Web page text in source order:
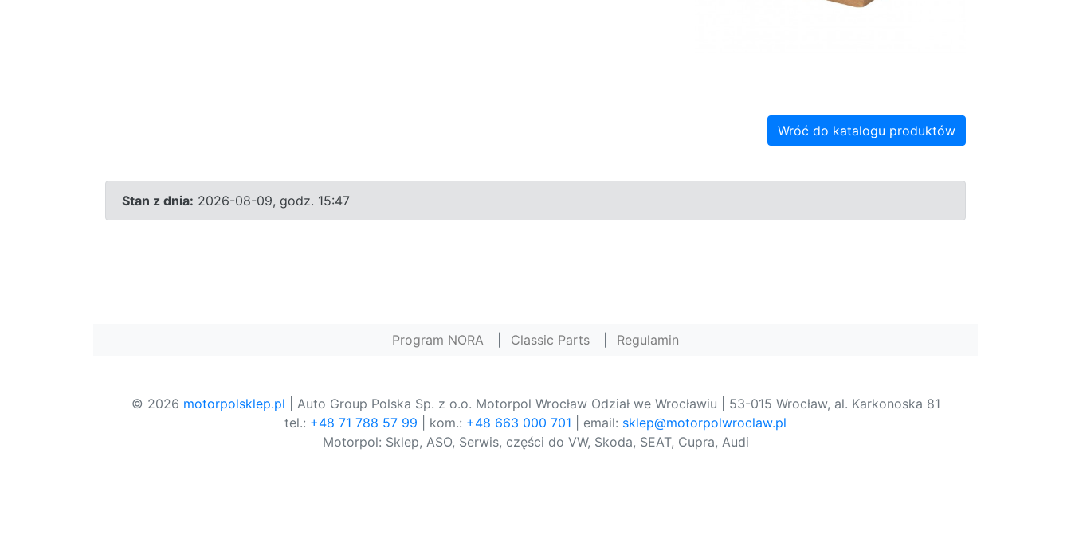
Wróć do katalogu produktów
Stan z dnia: 2026-08-09, godz. 15:47
Program NORA Classic Parts Regulamin
© 2026 motorpolsklep.pl | Auto Group Polska Sp. z o.o. Motorpol Wrocław Odział we Wrocławiu | 53-015 Wrocław, al. Karkonoska 81
tel.: +48 71 788 57 99 | kom.: +48 663 000 701 | email: sklep@motorpolwroclaw.pl
Motorpol: Sklep, ASO, Serwis, części do VW, Skoda, SEAT, Cupra, Audi